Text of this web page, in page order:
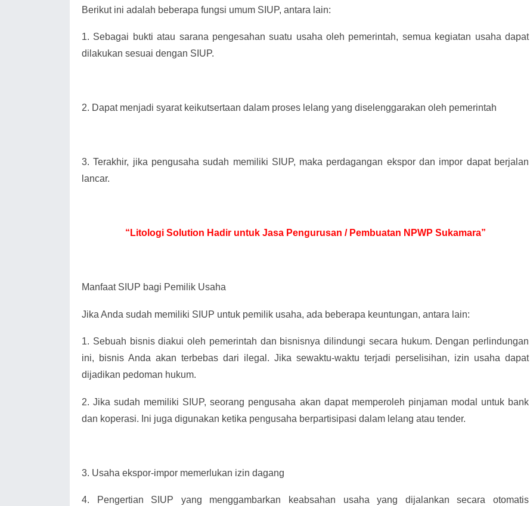
Berikut ini adalah beberapa fungsi umum SIUP, antara lain:
1. Sebagai bukti atau sarana pengesahan suatu usaha oleh pemerintah, semua kegiatan usaha dapat
dilakukan sesuai dengan SIUP.
2. Dapat menjadi syarat keikutsertaan dalam proses lelang yang diselenggarakan oleh pemerintah
3. Terakhir, jika pengusaha sudah memiliki SIUP, maka perdagangan ekspor dan impor dapat berjalan
lancar.
“Litologi Solution Hadir untuk Jasa Pengurusan / Pembuatan NPWP Sukamara”
Manfaat SIUP bagi Pemilik Usaha
Jika Anda sudah memiliki SIUP untuk pemilik usaha, ada beberapa keuntungan, antara lain:
1. Sebuah bisnis diakui oleh pemerintah dan bisnisnya dilindungi secara hukum. Dengan perlindungan
ini, bisnis Anda akan terbebas dari ilegal. Jika sewaktu-waktu terjadi perselisihan, izin usaha dapat
dijadikan pedoman hukum.
2. Jika sudah memiliki SIUP, seorang pengusaha akan dapat memperoleh pinjaman modal untuk bank
dan koperasi. Ini juga digunakan ketika pengusaha berpartisipasi dalam lelang atau tender.
3. Usaha ekspor-impor memerlukan izin dagang
4. Pengertian SIUP yang menggambarkan keabsahan usaha yang dijalankan secara otomatis